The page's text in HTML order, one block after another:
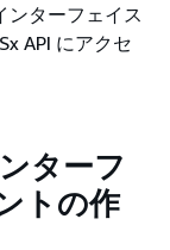
ンターフェイス
API にアクセ
ターフ
トの作